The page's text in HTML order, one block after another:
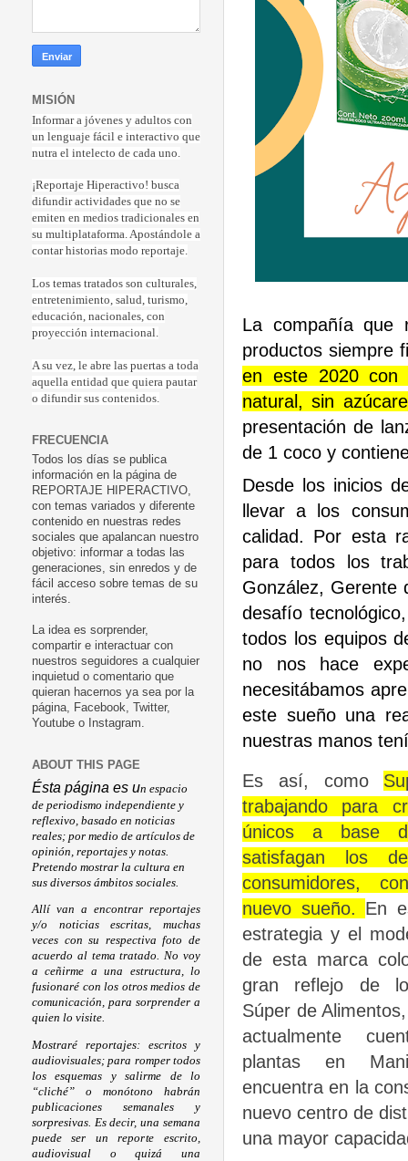
La compañía que
productos siempre
en este 2020 con
natural, sin
presentación de
de 1 coco y
Desde los inicios
llevar a los
calidad. Por esta
para todos los
González, Gerente
desafío
todos los equipos
no nos hace
necesitábamos
este sueño una
nuestras manos
Es así, como
trabajando para
únicos a base
satisfagan los
consumidores,
nuevo sueño. En
estrategia y el
de esta marca
gran reflejo de
Súper de
actualmente
plantas en
encuentra en la
nuevo centro de
una mayor
MISIÓN
Informar a jóvenes y adultos con
un lenguaje fácil e interactivo que
nutra el intelecto de cada uno.
¡Reportaje Hiperactivo! busca
difundir actividades que no se
emiten en medios tradicionales en
su multiplataforma. Apostándole a
contar historias modo reportaje.
Los temas tratados son culturales,
entretenimiento, salud, turismo,
educación, nacionales, con
proyección internacional.
A su vez, le abre las puertas a toda
aquella entidad que quiera pautar
o difundir sus contenidos.
FRECUENCIA
Todos los días se publica
información en la página de
REPORTAJE HIPERACTIVO,
con temas variados y diferente
contenido en nuestras redes
sociales que apalancan nuestro
objetivo: informar a todas las
generaciones, sin enredos y de
fácil acceso sobre temas de su
interés.
La idea es sorprender,
compartir e interactuar con
nuestros seguidores a cualquier
inquietud o comentario que
quieran hacernos ya sea por la
página, Facebook, Twitter,
Youtube o Instagram.
ABOUT THIS PAGE
Ésta página es un espacio
de periodismo independiente y
reflexivo, basado en noticias
reales; por medio de artículos de
opinión, reportajes y notas.
Pretendo mostrar la cultura en
sus diversos ámbitos sociales.
Allí van a encontrar reportajes
y/o noticias escritas, muchas
veces con su respectiva foto de
acuerdo al tema tratado. No voy
a ceñirme a una estructura, lo
fusionaré con los otros medios de
comunicación, para sorprender a
quien lo visite.
Mostraré reportajes: escritos y
audiovisuales; para romper todos
los esquemas y salirme de lo
“cliché” o monótono habrán
publicaciones semanales y
sorpresivas. Es decir, una semana
puede ser un reporte escrito,
audiovisual o quizá una